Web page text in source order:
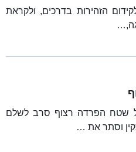
הזהירות בדרכים, ולקראת
שטח הפרדה רצוף סרב לשלם
וסתר את …